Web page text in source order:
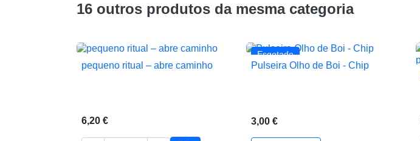
16 outros produtos da mesma categoria
 Vista rápida
pequeno ritual – abre caminho
6,20 €
Esgotado
 Vista rápida
Pulseira Olho de Boi - Chip
3,00 €